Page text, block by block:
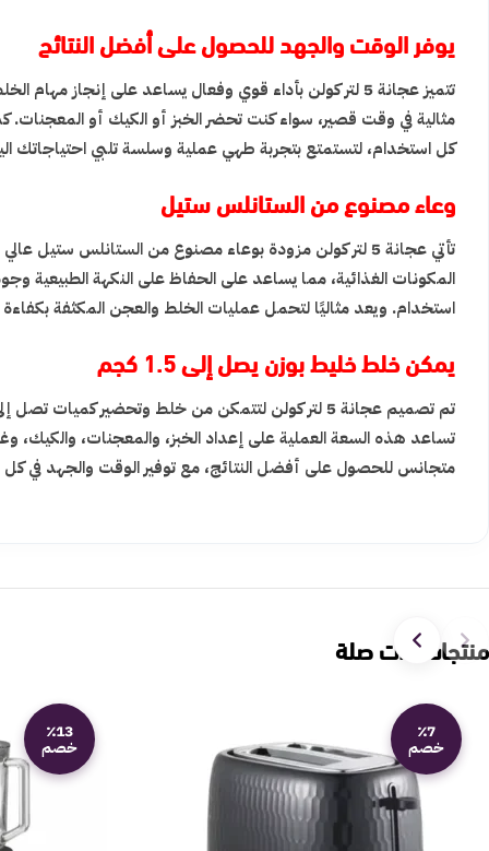
يوفر الوقت والجهد للحصول على أفضل النتائج
تتميز عجانة 5 لتر كولن بأداء قوي وفعال يساعد على
مثالية في وقت قصير، سواء كنت تحضر الخبز أو الكيك أو المعجنات.
كل استخدام، لتستمتع بتجربة طهي عملية وسلسة تلبي احتياجاتك
وعاء مصنوع من الستانلس ستيل
تأتي عجانة 5 لتر كولن مزودة بوعاء مصنوع من الستانلس
المكونات الغذائية، مما يساعد على الحفاظ على النكهة الطبيعية
استخدام. ويعد مثاليًا لتحمل عمليات الخلط والعجن المكثفة
يمكن خلط خليط بوزن يصل إلى 1.5 كجم
تساعد هذه السعة العملية على إعداد الخبز، والمعجنات،
متجانس للحصول على أفضل النتائج، مع توفير الوقت والجهد في
منتجات ذات صلة
٪7
خصم
٪13
خصم